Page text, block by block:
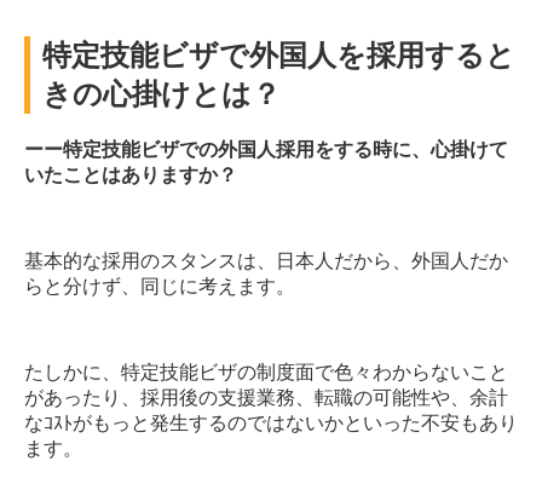
特定技能ビザで外国人を採用すると
きの心掛けとは？
ーー特定技能ビザでの外国人採用をする時に、心掛けて
いたことはありますか？
基本的な採用のスタンスは、日本人だから、外国人だか
らと分けず、同じに考えます。
たしかに、特定技能ビザの制度面で色々わからないこと
があったり、採用後の支援業務、転職の可能性や、余計
なｺｽﾄがもっと発生するのではないかといった不安もあり
ます。